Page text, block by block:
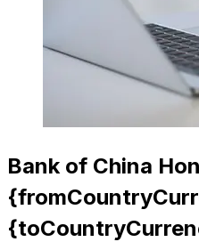
Bank of China